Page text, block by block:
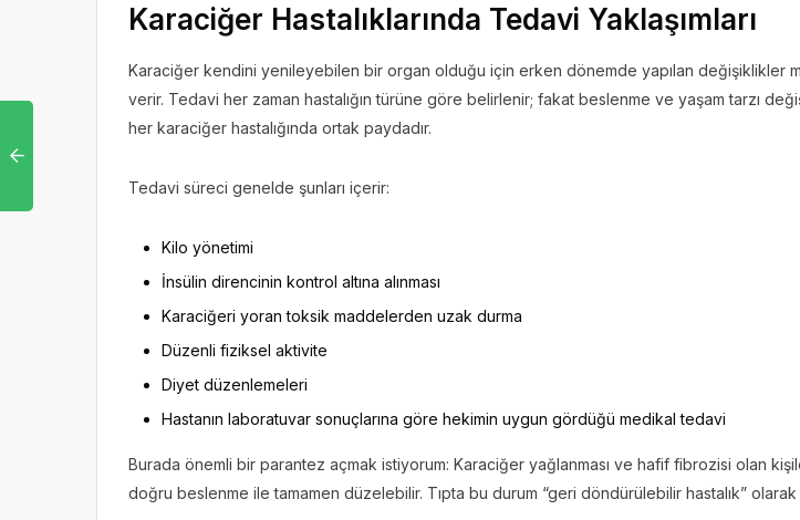
Karaciğer Hastalıklarında Tedavi Yaklaşımları
Karaciğer kendini yenileyebilen bir organ olduğu için erken dönemde yapılan değişiklikler
verir. Tedavi her zaman hastalığın türüne göre belirlenir; fakat beslenme ve yaşam tarzı
her karaciğer hastalığında ortak paydadır.
Tedavi süreci genelde şunları içerir:
Kilo yönetimi
İnsülin direncinin kontrol altına alınması
Karaciğeri yoran toksik maddelerden uzak durma
Düzenli fiziksel aktivite
Diyet düzenlemeleri
Hastanın laboratuvar sonuçlarına göre hekimin uygun gördüğü medikal tedavi
Burada önemli bir parantez açmak istiyorum: Karaciğer yağlanması ve hafif fibrozisi olan
doğru beslenme ile tamamen düzelebilir. Tıpta bu durum “geri döndürülebilir hastalık”